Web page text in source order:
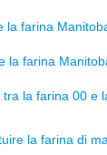
la farina
la farina
la farina 00 e
la farina di